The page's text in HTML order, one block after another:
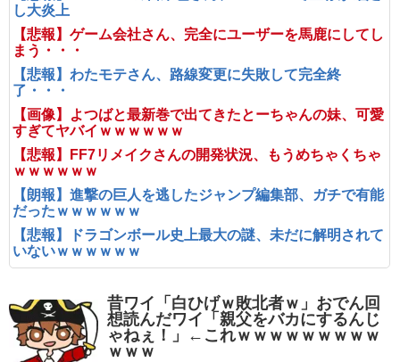
し大炎上
【悲報】ゲーム会社さん、完全にユーザーを馬鹿にしてし
まう・・・
【悲報】わたモテさん、路線変更に失敗して完全終
了・・・
【画像】よつばと最新巻で出てきたとーちゃんの妹、可愛
すぎてヤバイｗｗｗｗｗｗ
【悲報】FF7リメイクさんの開発状況、もうめちゃくちゃ
ｗｗｗｗｗｗ
【朗報】進撃の巨人を逃したジャンプ編集部、ガチで有能
だったｗｗｗｗｗｗ
【悲報】ドラゴンボール史上最大の謎、未だに解明されて
いないｗｗｗｗｗｗ
昔ワイ「白ひげｗ敗北者ｗ」おでん回
想読んだワイ「親父をバカにするんじ
ゃねぇ！」←これｗｗｗｗｗｗｗｗｗ
ｗｗｗ